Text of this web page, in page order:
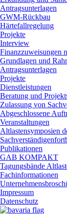
Antragsunterlagen
GWM-Rückbau
Härtefallregelung
Projekte
Interview
Finanzzuweisungen
Grundlagen und
Antragsunterlagen
Projekte
Dienstleistungen
Beratung und
Zulassung von
Abgeschlossene
Veranstaltungen
Altlastensymposien
Publikationen
GAB KOMPAKT
Tagungsbände
Fachinformationen
Impressum
Datenschutz